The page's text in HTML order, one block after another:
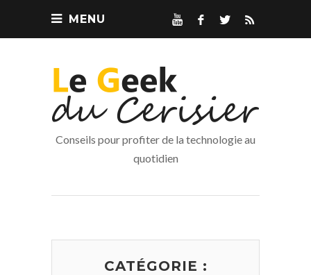
MENU
Conseils pour profiter de la technologie au
quotidien
CATÉGORIE :